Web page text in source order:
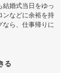
婚式当日をゆっ
ンなどに余裕を持
なら、仕事帰りに
る